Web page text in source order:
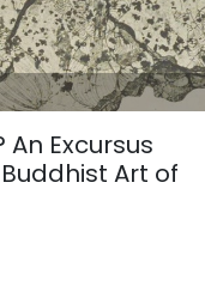
Excursus
Art of